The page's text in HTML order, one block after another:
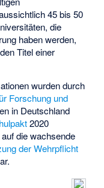
45 bis 50
die
haben werden,
Titel einer
wurden durch
Forschung und
in Deutschland
2020
die wachsende
der Wehrpflicht